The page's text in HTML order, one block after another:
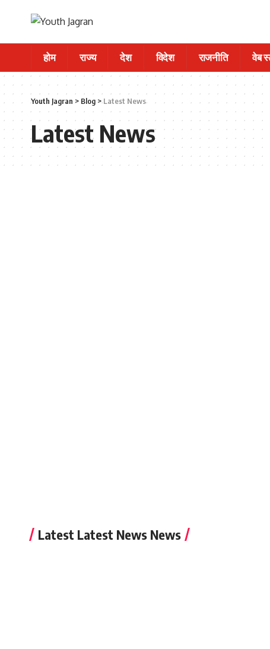
होम राज्य देश विदेश राजनीति वेब
Youth Jagran > Blog >Latest News
Latest News
Latest Latest News News